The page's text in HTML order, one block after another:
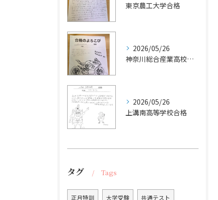
東京農工大学合格
2026/05/26
神奈川総合産業高校合格
2026/05/26
上溝南高等学校合格
タグ Tags
正月特訓 大学受験 共通テスト